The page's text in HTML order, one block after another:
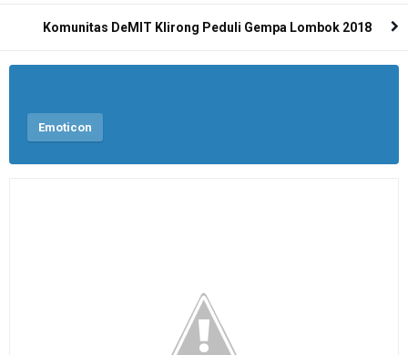
Komunitas DeMIT Klirong Peduli Gempa Lombok 2018
Emoticon